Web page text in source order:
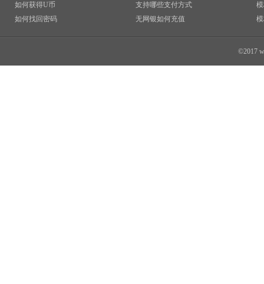
如何获得U币
如何找回密码
支持哪些支付方式
无网银如何充值
©2017